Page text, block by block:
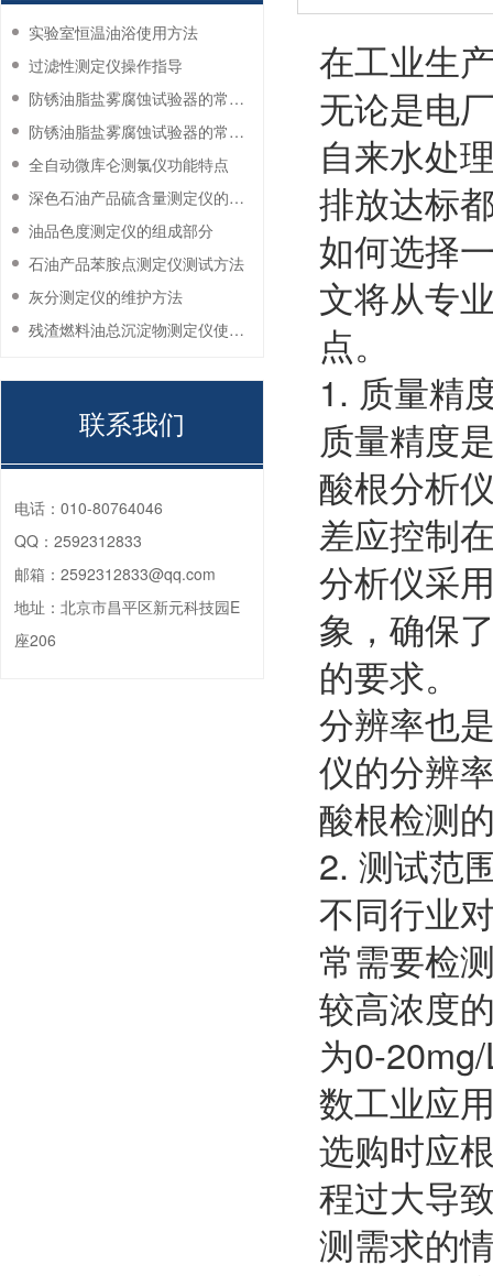
在工业生
无论是电
自来水处
排放达标
如何选择
文将从专
点。
1. 质量精
质量精度
酸根分析
差应控制
分析仪采
象，确保
的要求。
分辨率也
仪的分辨
酸根检测
2. 测试范
不同行业
常需要检
较高浓度
为0-
数工业应
选购时应
程过大导
测需求的
实验室恒温油浴使用方法
过滤性测定仪操作指导
防锈油脂盐雾腐蚀试验器的常见故障与解决方法
防锈油脂盐雾腐蚀试验器的常见故障与解决方法
全自动微库仑测氯仪功能特点
深色石油产品硫含量测定仪的工作环境要求
油品色度测定仪的组成部分
石油产品苯胺点测定仪测试方法
灰分测定仪的维护方法
残渣燃料油总沉淀物测定仪使用注意事项
联系我们
电话： 010-80764046
QQ： 2592312833
邮箱： 2592312833@qq.com
地址： 北京市昌平区新元科技园E
座206